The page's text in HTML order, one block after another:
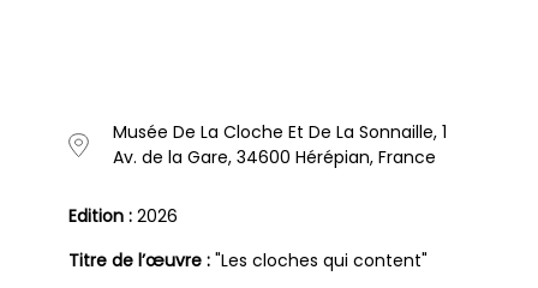
Musée De La Cloche Et De La Sonnaille, 1
Av. de la Gare, 34600 Hérépian, France
Edition : 2026
Titre de l’œuvre : "Les cloches qui content"